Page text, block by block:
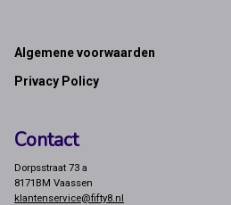
Footer
Algemene voorwaarden
Privacy Policy
Contact
Dorpsstraat 73 a
8171BM Vaassen
klantenservice@fifty8.nl